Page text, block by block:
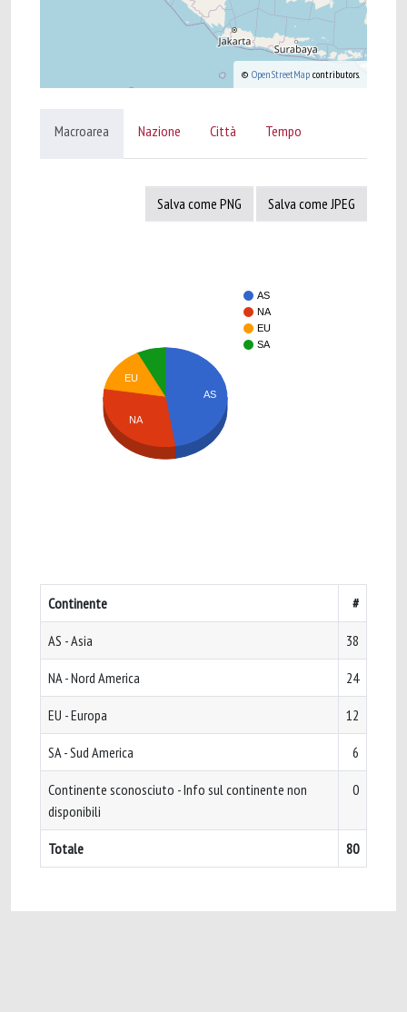
© OpenStreetMap contributors.
Macroarea Nazione Città Tempo
Salva come PNG Salva come JPEG
AS
NA
EU
SA
AS
EU
NA
Continente #
AS - Asia 38
NA - Nord America 24
EU - Europa 12
SA - Sud America 6
Continente sconosciuto - Info sul continente non
disponibili
0
Totale 80